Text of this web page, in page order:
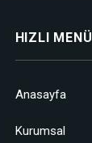
HIZLI MENÜ
Anasayfa
Kurumsal